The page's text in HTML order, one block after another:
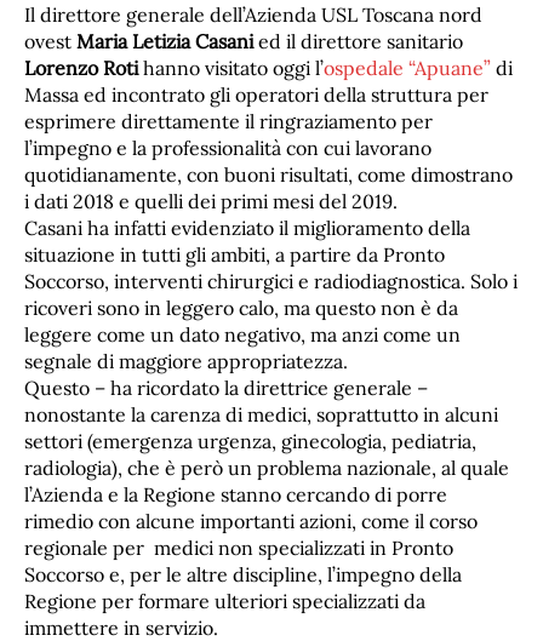
Il direttore generale dell’Azienda USL Toscana nord
ovest Maria Letizia Casanied il direttore sanitario
Lorenzo Rotihanno visitato oggi l’ospedale “Apuane” di
Massa ed incontrato gli operatori della struttura per
esprimere direttamente il ringraziamento per
l’impegno e la professionalità con cui lavorano
quotidianamente, con buoni risultati, come dimostrano
i dati 2018 e quelli dei primi mesi del 2019.
Casani ha infatti evidenziato il miglioramento della
situazione in tutti gli ambiti, a partire da Pronto
Soccorso, interventi chirurgici e radiodiagnostica. Solo i
ricoveri sono in leggero calo, ma questo non è da
leggere come un dato negativo, ma anzi come un
segnale di maggiore appropriatezza.
Questo – ha ricordato la direttrice generale –
nonostante la carenza di medici, soprattutto in alcuni
settori (emergenza urgenza, ginecologia, pediatria,
radiologia), che è però un problema nazionale, al quale
l’Azienda e la Regione stanno cercando di porre
rimedio con alcune importanti azioni, come il corso
regionale per medici non specializzati in Pronto
Soccorso e, per le altre discipline, l’impegno della
Regione per formare ulteriori specializzati da
immettere in servizio.